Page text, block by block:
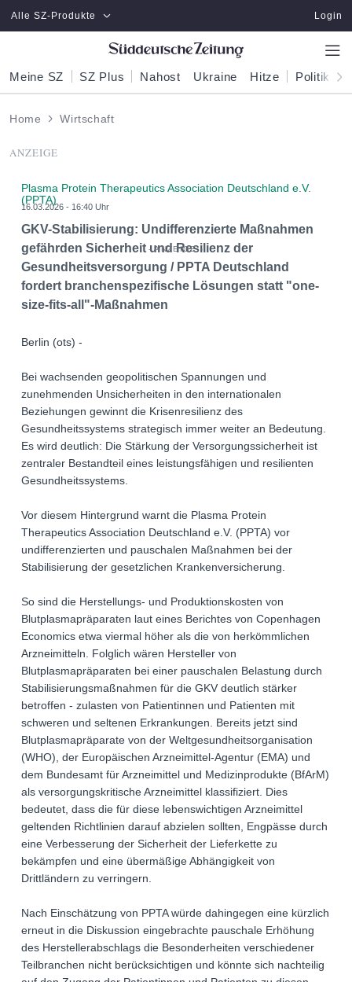
Zum Hauptinhalt springen
Alle SZ-Produkte Login
Meine SZ SZ Plus Nahost Ukraine Hitze Politik
Home Wirtschaft
ANZEIGE
Plasma Protein Therapeutics Association Deutschland e.V.
(PPTA)
16.03.2026 - 16:40 Uhr
GKV-Stabilisierung: Undifferenzierte Maßnahmen
gefährden Sicherheit und Resilienz der
Gesundheitsversorgung / PPTA Deutschland
fordert branchenspezifische Lösungen statt "one-
size-fits-all"-Maßnahmen
Berlin (ots) -
Bei wachsenden geopolitischen Spannungen und
zunehmenden Unsicherheiten in den internationalen
Beziehungen gewinnt die Krisenresilienz des
Gesundheitssystems strategisch immer weiter an Bedeutung.
Es wird deutlich: Die Stärkung der Versorgungssicherheit ist
zentraler Bestandteil eines leistungsfähigen und resilienten
Gesundheitssystems.
Vor diesem Hintergrund warnt die Plasma Protein
Therapeutics Association Deutschland e.V. (PPTA) vor
undifferenzierten und pauschalen Maßnahmen bei der
Stabilisierung der gesetzlichen Krankenversicherung.
So sind die Herstellungs- und Produktionskosten von
Blutplasmapräparaten laut eines Berichtes von Copenhagen
Economics etwa viermal höher als die von herkömmlichen
Arzneimitteln. Folglich wären Hersteller von
Blutplasmapräparaten bei einer pauschalen Belastung durch
Stabilisierungsmaßnahmen für die GKV deutlich stärker
betroffen - zulasten von Patientinnen und Patienten mit
schweren und seltenen Erkrankungen. Bereits jetzt sind
Blutplasmapräparate von der Weltgesundheitsorganisation
(WHO), der Europäischen Arzneimittel-Agentur (EMA) und
dem Bundesamt für Arzneimittel und Medizinprodukte (BfArM)
als versorgungskritische Arzneimittel klassifiziert. Dies
bedeutet, dass die für diese lebenswichtigen Arzneimittel
geltenden Richtlinien darauf abzielen sollten, Engpässe durch
eine Verbesserung der Sicherheit der Lieferkette zu
bekämpfen und eine übermäßige Abhängigkeit von
Drittländern zu verringern.
Nach Einschätzung von PPTA würde dahingegen eine kürzlich
erneut in die Diskussion eingebrachte pauschale Erhöhung
des Herstellerabschlags die Besonderheiten verschiedener
Teilbranchen nicht berücksichtigen und könnte sich nachteilig